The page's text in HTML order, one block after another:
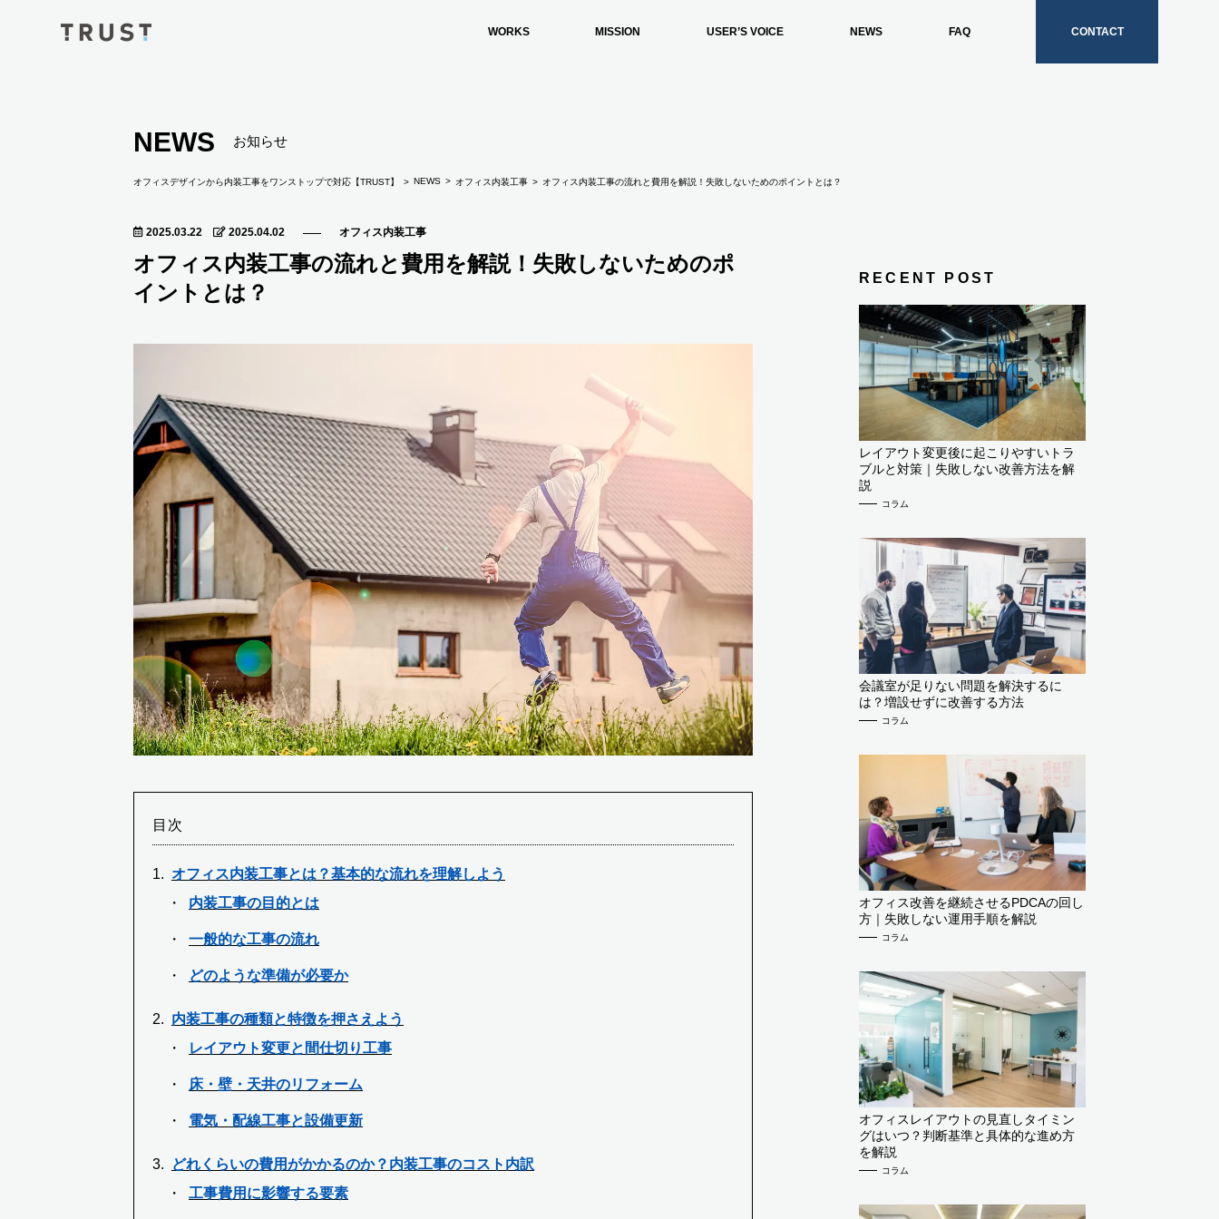
WORKS MISSION USER’S VOICE NEWS FAQ CONTACT
NEWS お知らせ
オフィスデザインから内装工事をワンストップで対応【TRUST】 NEWS オフィス内装工事 オフィス内装工事の流れと費用を解説！失敗しないためのポイントとは？
2025.03.22 2025.04.02 オフィス内装工事
オフィス内装工事の流れと費用を解説！失敗しないためのポ
イントとは？
RECENT POST
レイアウト変更後に起こりやすいトラ
ブルと対策｜失敗しない改善方法を解
説
コラム
会議室が足りない問題を解決するに
は？増設せずに改善する方法
コラム
オフィス改善を継続させるPDCAの回し
方｜失敗しない運用手順を解説
コラム
オフィスレイアウトの見直しタイミン
グはいつ？判断基準と具体的な進め方
を解説
コラム
目次
オフィス内装工事とは？基本的な流れを理解しよう
内装工事の目的とは
一般的な工事の流れ
どのような準備が必要か
内装工事の種類と特徴を押さえよう
レイアウト変更と間仕切り工事
床・壁・天井のリフォーム
電気・配線工事と設備更新
どれくらいの費用がかかるのか？内装工事のコスト内訳
工事費用に影響する要素